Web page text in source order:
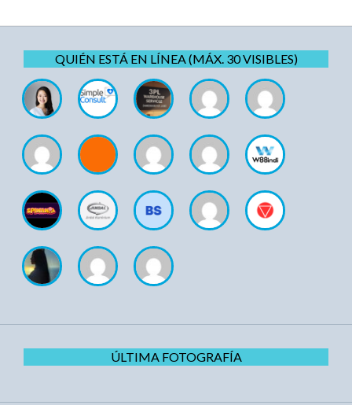
QUIÉN ESTÁ EN LÍNEA (MÁX. 30 VISIBLES)
ÚLTIMA FOTOGRAFÍA